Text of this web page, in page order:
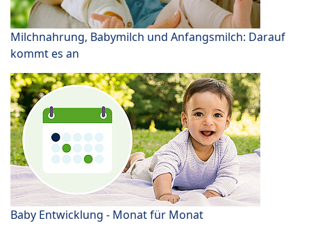
Milchnahrung, Babymilch und Anfangsmilch: Darauf
kommt es an
Baby Entwicklung - Monat für Monat